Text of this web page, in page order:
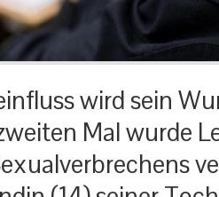
wird sein
Mal wurde